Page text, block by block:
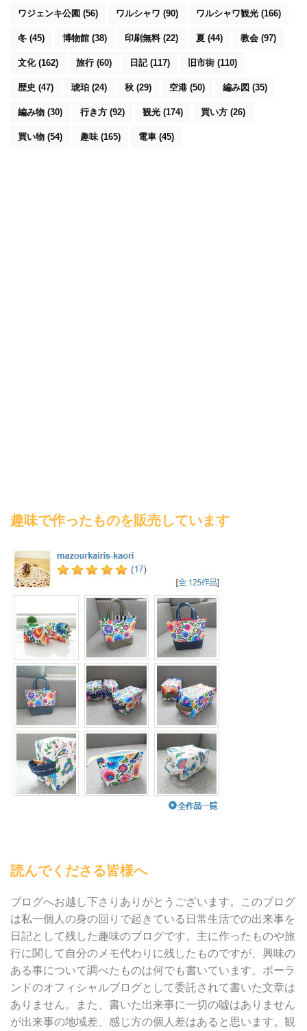
ワジェンキ公園 (56) ワルシャワ (90) ワルシャワ観光 (166)
冬 (45) 博物館 (38) 印刷無料(22) 夏 (44) 教会 (97)
文化(162) 旅行 (60) 日記(117) 旧市街 (110)
歴史 (47) 琥珀 (24) 秋 (29) 空港 (50) 編み図 (35)
編み物 (30) 行き方 (92) 観光 (174) 買い方 (26)
買い物 (54) 趣味(165) 電車 (45)
趣味で作ったものを販売しています
読んでくださる皆様へ
ブログへお越し下さりありがとうございます。このブログ
は私一個人の身の回りで起きている日常生活での出来事を
日記として残した趣味のブログです。主に作ったものや旅
行に関して自分のメモ代わりに残したものですが、興味の
ある事について調べたものは何でも書いています。ポーラ
ンドのオフィシャルブログとして委託されて書いた文章は
ありません。また、書いた出来事に一切の嘘はありません
が出来事の地域差、感じ方の個人差はあると思います。観